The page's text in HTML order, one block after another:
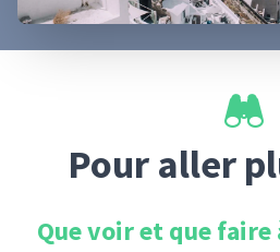
Pour aller
Que voir et que faire